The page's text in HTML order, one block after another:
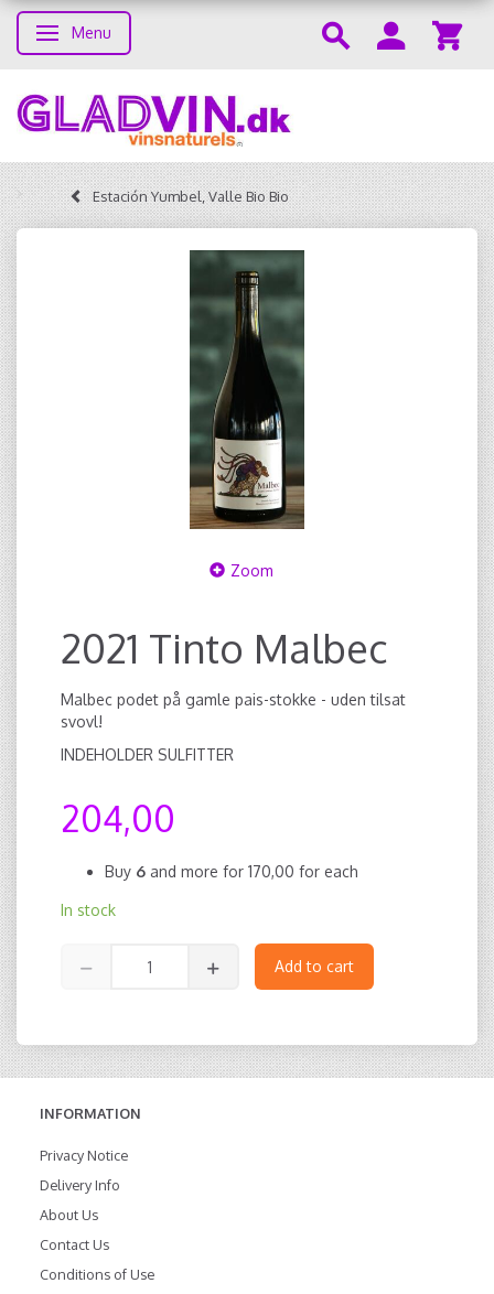
Toggle navigation
Menu
Estación Yumbel, Valle Bio Bio
Zoom
2021 Tinto Malbec
Malbec podet på gamle pais-stokke - uden tilsat
svovl!
INDEHOLDER SULFITTER
204,00
Buy 6 and more for 170,00 for each
In stock
Add to cart
INFORMATION
Privacy Notice
Delivery Info
About Us
Contact Us
Conditions of Use